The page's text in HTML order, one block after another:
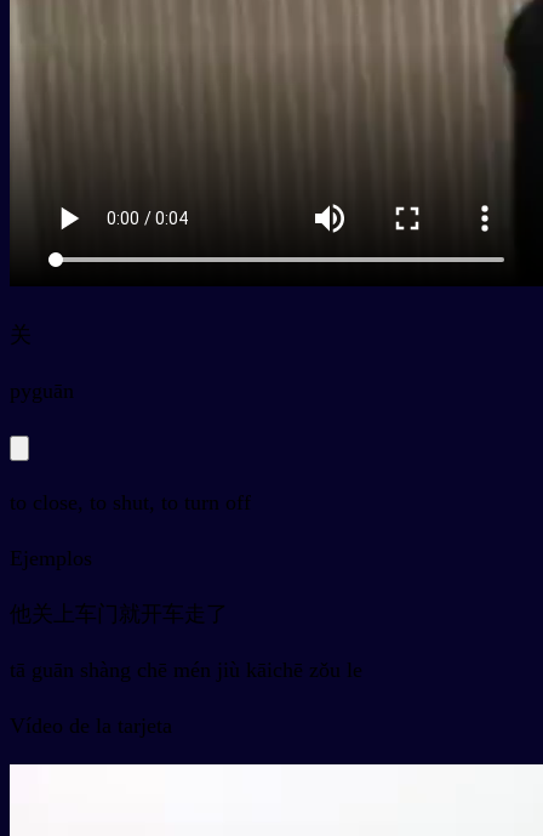
关
pyguān
to close, to shut, to turn off
Ejemplos
他关上车门就开车走了
tā guān shàng chē mén jiù kāichē zǒu le
Vídeo de la tarjeta